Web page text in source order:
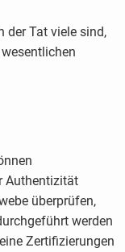
der Tat viele sind,
Authentizität
überprüfen,
werden
Zertifizierungen